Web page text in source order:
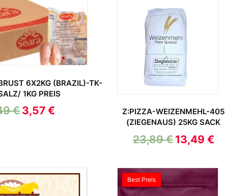
6X2KG (BRAZIL)-TK-
1KG PREIS
€ 3,57 €
Z:PIZZA-WEIZENMEHL-405
(ZIEGENAUS) 25KG SACK
23,89€ 13,49 €
Best Preis